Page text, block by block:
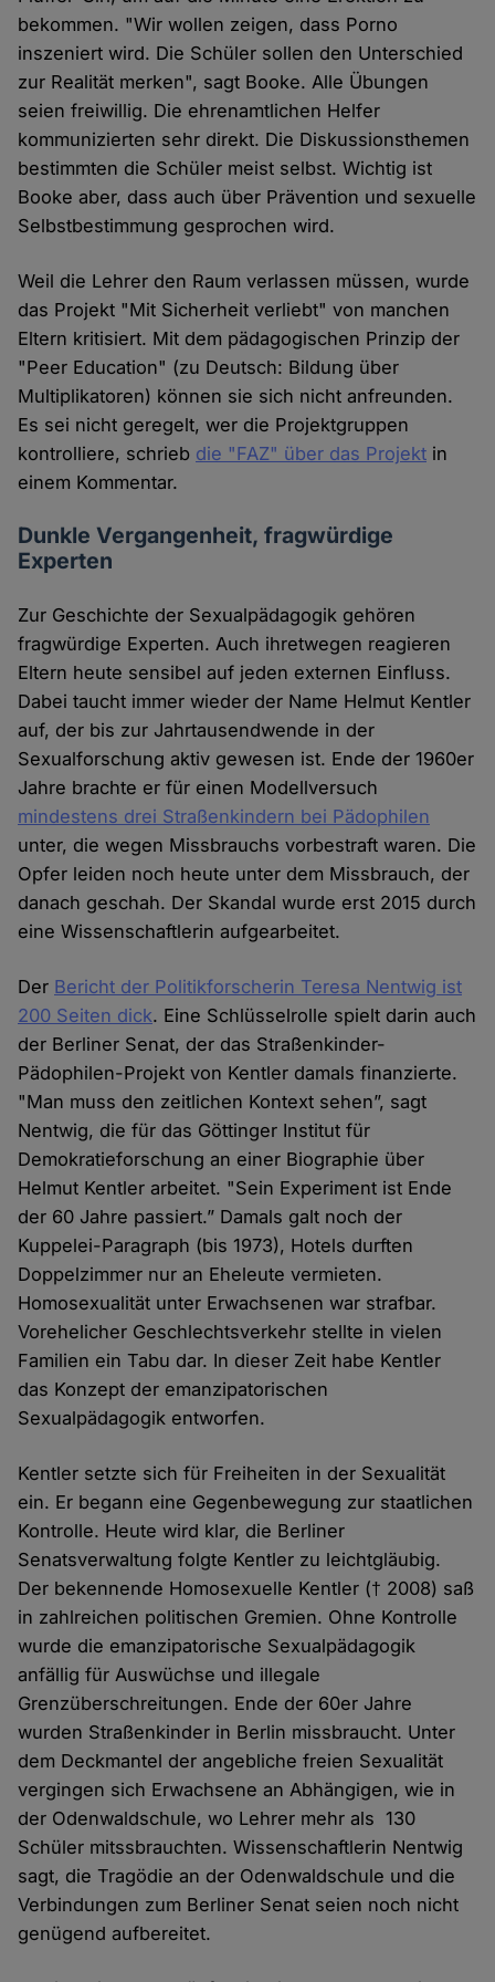
bekommen. "Wir wollen zeigen, dass Porno
inszeniert wird. Die Schüler sollen den Unterschied
zur Realität merken", sagt Booke. Alle Übungen
seien freiwillig. Die ehrenamtlichen Helfer
kommunizierten sehr direkt. Die Diskussionsthemen
bestimmten die Schüler meist selbst. Wichtig ist
Booke aber, dass auch über Prävention und sexuelle
Selbstbestimmung gesprochen wird.
Weil die Lehrer den Raum verlassen müssen, wurde
das Projekt "Mit Sicherheit verliebt" von manchen
Eltern kritisiert. Mit dem pädagogischen Prinzip der
"Peer Education" (zu Deutsch: Bildung über
Multiplikatoren) können sie sich nicht anfreunden.
Es sei nicht geregelt, wer die Projektgruppen
kontrolliere, schrieb die "FAZ" über das Projekt in
einem Kommentar.
Dunkle Vergangenheit, fragwürdige
Experten
Zur Geschichte der Sexualpädagogik gehören
fragwürdige Experten. Auch ihretwegen reagieren
Eltern heute sensibel auf jeden externen Einfluss.
Dabei taucht immer wieder der Name Helmut Kentler
auf, der bis zur Jahrtausendwende in der
Sexualforschung aktiv gewesen ist. Ende der 1960er
Jahre brachte er für einen Modellversuch
mindestens drei Straßenkindern bei Pädophilen
unter, die wegen Missbrauchs vorbestraft waren. Die
Opfer leiden noch heute unter dem Missbrauch, der
danach geschah. Der Skandal wurde erst 2015 durch
eine Wissenschaftlerin aufgearbeitet.
Der Bericht der Politikforscherin Teresa Nentwig ist
200 Seiten dick. Eine Schlüsselrolle spielt darin auch
der Berliner Senat, der das Straßenkinder-
Pädophilen-Projekt von Kentler damals finanzierte.
"Man muss den zeitlichen Kontext sehen”, sagt
Nentwig, die für das Göttinger Institut für
Demokratieforschung an einer Biographie über
Helmut Kentler arbeitet. "Sein Experiment ist Ende
der 60 Jahre passiert.” Damals galt noch der
Kuppelei-Paragraph (bis 1973), Hotels durften
Doppelzimmer nur an Eheleute vermieten.
Homosexualität unter Erwachsenen war strafbar.
Vorehelicher Geschlechtsverkehr stellte in vielen
Familien ein Tabu dar. In dieser Zeit habe Kentler
das Konzept der emanzipatorischen
Sexualpädagogik entworfen.
Kentler setzte sich für Freiheiten in der Sexualität
ein. Er begann eine Gegenbewegung zur staatlichen
Kontrolle. Heute wird klar, die Berliner
Senatsverwaltung folgte Kentler zu leichtgläubig.
Der bekennende Homosexuelle Kentler († 2008) saß
in zahlreichen politischen Gremien. Ohne Kontrolle
wurde die emanzipatorische Sexualpädagogik
anfällig für Auswüchse und illegale
Grenzüberschreitungen. Ende der 60er Jahre
wurden Straßenkinder in Berlin missbraucht. Unter
dem Deckmantel der angebliche freien Sexualität
vergingen sich Erwachsene an Abhängigen, wie in
der Odenwaldschule, wo Lehrer mehr als 130
Schüler mitssbrauchten. Wissenschaftlerin Nentwig
sagt, die Tragödie an der Odenwaldschule und die
Verbindungen zum Berliner Senat seien noch nicht
genügend aufbereitet.